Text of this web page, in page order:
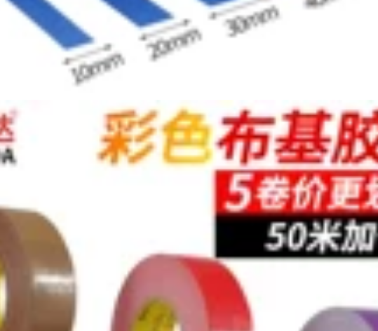
209,000
Băng keo nguyên
hộp bán buôn băng
keo giấy có thể ghi
không có dư lượng
băng keo giấy 2 mặt
Benyida mặt nạ
băng keo phun sơn
mặt nạ trang trí
đường may đẹp với
tảo cát nghệ thuật
phác thảo welt bản
vẽ băng giấy chiều
Băng keo 3M2308
Băng keo mặt nạ 3M
Băng keo tách băng
keo dán không dư
Băng keo một mặt
dài 50 mét Trong tài